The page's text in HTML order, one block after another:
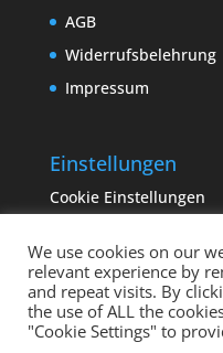
AGB
Widerrufsbelehrung
Impressum
Einstellungen
Cookie Einstellungen
We use cookies on our
relevant experience by
and repeat visits. By
the use of ALL the
"Cookie Settings" to